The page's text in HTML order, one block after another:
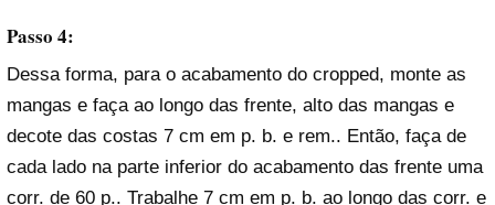
Passo 4:
Dessa forma, para o acabamento do cropped, monte as
mangas e faça ao longo das frente, alto das mangas e
decote das costas 7 cm em p. b. e rem.. Então, faça de
cada lado na parte inferior do acabamento das frente uma
corr. de 60 p.. Trabalhe 7 cm em p. b. ao longo das corr. e